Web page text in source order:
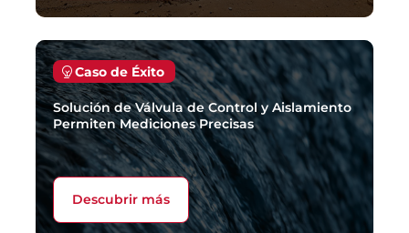
Caso de Éxito
Solución de Válvula de Control y Aislamiento
Permiten Mediciones Precisas
Descubrir más